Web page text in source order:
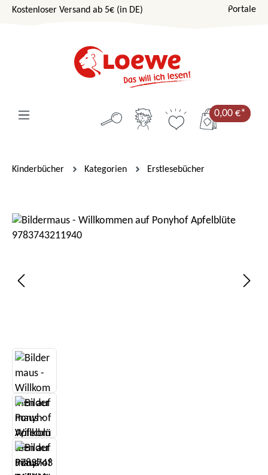
Zum Hauptinhalt springen
Kostenloser Versand ab 5€ (in DE) Portale
0,00 €*
Kinderbücher Kategorien Erstlesebücher
Bildergalerie überspringen